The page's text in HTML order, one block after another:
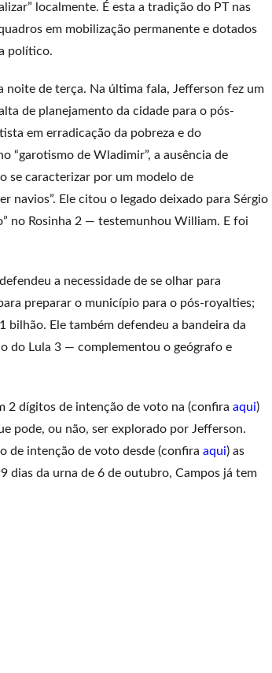
localmente. É esta a tradição do PT nas
em mobilização permanente e dotados
político.
de terça. Na última fala, Jefferson fez um
de planejamento da cidade para o pós-
em erradicação da pobreza e do
“garotismo de Wladimir”, a ausência de
se caracterizar por um modelo de
navios”. Ele citou o legado deixado para Sérgio
no Rosinha 2 — testemunhou William. E foi
a necessidade de se olhar para
preparar o município para o pós-royalties;
Ele também defendeu a bandeira da
do Lula 3 — complementou o geógrafo e
2 dígitos de intenção de voto na (confira aqui)
pode, ou não, ser explorado por Jefferson.
de intenção de voto desde (confira aqui) as
dias da urna de 6 de outubro, Campos já tem